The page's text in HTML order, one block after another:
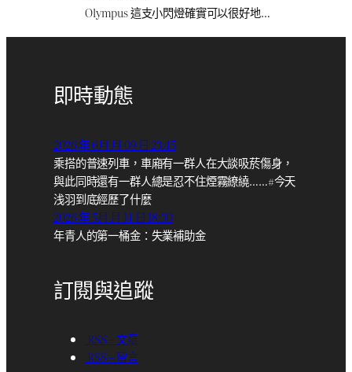
Olympus 這支小閃燈確實可以很好地…
即時動態
2026 年 6月 月 09 日 23:45
乘搭的普速列車，車廂有一群人在大談吸菸傷身，
與此同時還有一群人總是忍不住煙霧繚繞……#今天
浅羽到底經歷了什麼
2026 年 5月 月 14 日 18:30
年青人的第一桶金：失業補助金
訂閱與追蹤
RSS – 文章
RSS – 留言